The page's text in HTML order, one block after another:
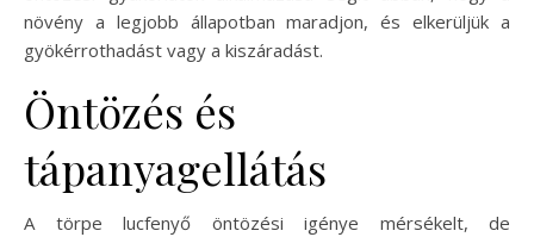
növény a legjobb állapotban maradjon, és elkerüljük a
gyökérrothadást vagy a kiszáradást.
Öntözés és
tápanyagellátás
A törpe lucfenyő öntözési igénye mérsékelt, de